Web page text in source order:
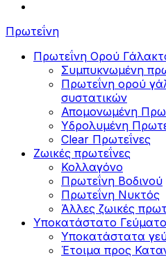
Πρωτεΐνη
Πρωτεΐνη Ορού
Συμπυκνωμένη
Πρωτεΐνη ορού
συστατικών
Απομονωμένη
Υδρολυμένη
Clear Πρωτεΐνες
Ζωικές πρωτεΐνες
Κολλαγόνο
Πρωτεΐνη Βοδινού
Πρωτεΐνη Νυκτός
Άλλες ζωικές
Υποκατάστατο
Υποκατάστατα
Έτοιμα προς